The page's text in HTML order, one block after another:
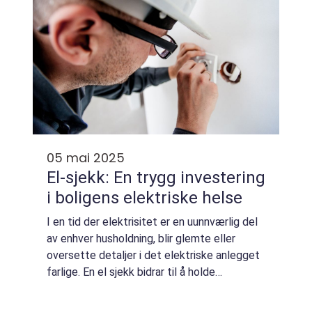
05 mai 2025
El-sjekk: En trygg investering
i boligens elektriske helse
I en tid der elektrisitet er en uunnværlig del
av enhver husholdning, blir glemte eller
oversette detaljer i det elektriske anlegget
farlige. En el sjekk bidrar til å holde